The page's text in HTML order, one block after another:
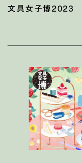
文具女子博2023